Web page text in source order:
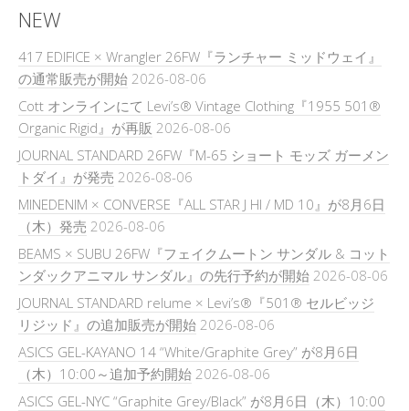
NEW
417 EDIFICE × Wrangler 26FW『ランチャー ミッドウェイ』
の通常販売が開始 2026-08-06
Cott オンラインにて Levi’s® Vintage Clothing『1955 501®
Organic Rigid』が再販 2026-08-06
JOURNAL STANDARD 26FW『M-65 ショート モッズ ガーメン
トダイ』が発売 2026-08-06
MINEDENIM × CONVERSE『ALL STAR J HI / MD 10』が8月6日
（木）発売 2026-08-06
BEAMS × SUBU 26FW『フェイクムートン サンダル & コット
ンダックアニマル サンダル』の先行予約が開始 2026-08-06
JOURNAL STANDARD relume × Levi’s®『501® セルビッジ
リジッド』の追加販売が開始 2026-08-06
ASICS GEL-KAYANO 14 “White/Graphite Grey” が8月6日
（木）10:00～追加予約開始 2026-08-06
ASICS GEL-NYC “Graphite Grey/Black” が8月6日（木）10:00